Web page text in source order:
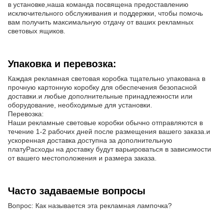
в установке,наша команда посвящена предоставлению
исключительного обслуживания и поддержки, чтобы помочь
вам получить максимальную отдачу от ваших рекламных
световых ящиков.
Упаковка и перевозка:
Каждая рекламная световая коробка тщательно упакована в
прочную картонную коробку для обеспечения безопасной
доставки.и любые дополнительные принадлежности или
оборудование, необходимые для установки.
Перевозка:
Наши рекламные световые коробки обычно отправляются в
течение 1-2 рабочих дней после размещения вашего заказа.и
ускоренная доставка доступна за дополнительную
платуРасходы на доставку будут варьироваться в зависимости
от вашего местоположения и размера заказа.
Часто задаваемые вопросы
Вопрос: Как называется эта рекламная лампочка?